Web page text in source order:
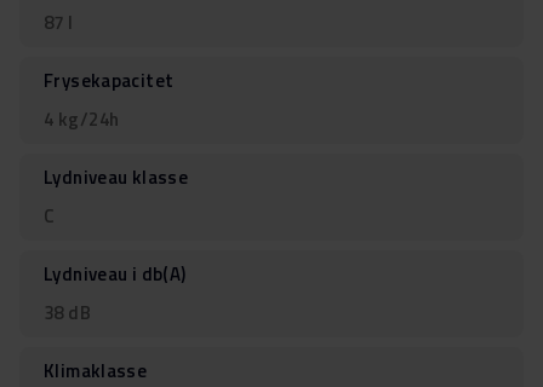
87 l
Frysekapacitet
4 kg/24h
Lydniveau klasse
C
Lydniveau i db(A)
38 dB
Klimaklasse